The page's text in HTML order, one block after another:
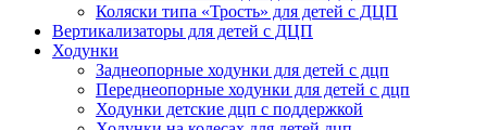
Коляски типа «Трость» для детей с ДЦП
Вертикализаторы для детей с ДЦП
Ходунки
Заднеопорные ходунки для детей с дцп
Переднеопорные ходунки для детей с дцп
Ходунки детские дцп с поддержкой